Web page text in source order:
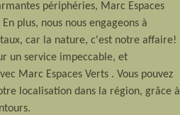
périphéries, Marc Espaces
plus, nous nous engageons à
car la nature, c'est notre affaire!
un service impeccable, et
Marc Espaces Verts . Vous pouvez
localisation dans la région, grâce à